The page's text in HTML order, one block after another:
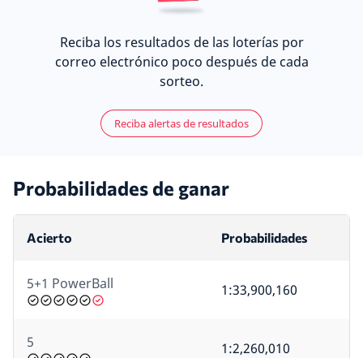
Reciba los resultados de las loterías por
correo electrónico poco después de cada
sorteo.
Reciba alertas de resultados
Probabilidades de ganar
Acierto Probabilidades
5+1 PowerBall 1:33,900,160
5 1:2,260,010